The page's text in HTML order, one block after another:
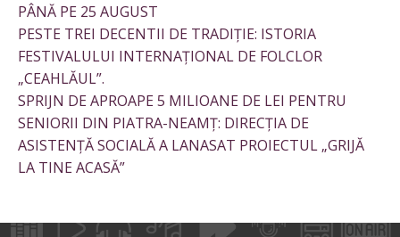
PÂNĂ PE 25 AUGUST
PESTE TREI DECENTII DE TRADIȚIE: ISTORIA
FESTIVALULUI INTERNAȚIONAL DE FOLCLOR
„CEAHLĂUL”.
SPRIJN DE APROAPE 5 MILIOANE DE LEI PENTRU
SENIORII DIN PIATRA-NEAMȚ: DIRECȚIA DE
ASISTENȚĂ SOCIALĂ A LANASAT PROIECTUL „GRIJĂ
LA TINE ACASĂ”